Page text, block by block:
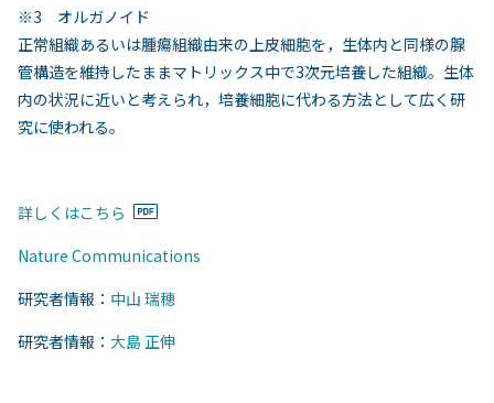
※3 オルガノイド
正常組織あるいは腫瘍組織由来の上皮細胞を，生体内と同様の腺
管構造を維持したままマトリックス中で3次元培養した組織。生体
内の状況に近いと考えられ，培養細胞に代わる方法として広く研
究に使われる。
詳しくはこちら
Nature Communications
研究者情報： 中山 瑞穂
研究者情報： 大島 正伸